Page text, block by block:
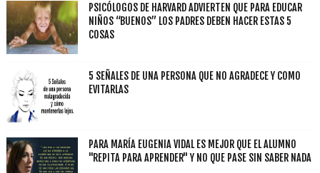
PSICÓLOGOS DE HARVARD ADVIERTEN QUE PARA EDUCAR
NIÑOS “BUENOS” LOS PADRES DEBEN HACER ESTAS 5
COSAS
5 SEÑALES DE UNA PERSONA QUE NO AGRADECE Y COMO
EVITARLAS
PARA MARÍA EUGENIA VIDAL ES MEJOR QUE EL ALUMNO
"REPITA PARA APRENDER" Y NO QUE PASE SIN SABER NADA